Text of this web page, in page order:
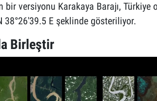
versiyonu Karakaya Barajı,
38°26'39.5 E şeklinde gösteriliyor.
Birleştir